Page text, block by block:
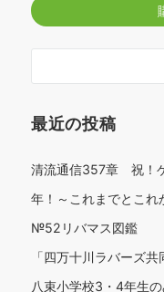
最近の投稿
清流通信357章 祝！
年！～これまでとこれ
№52リバマス図鑑
「四万十川ラバーズ
八束小学校3・4年生